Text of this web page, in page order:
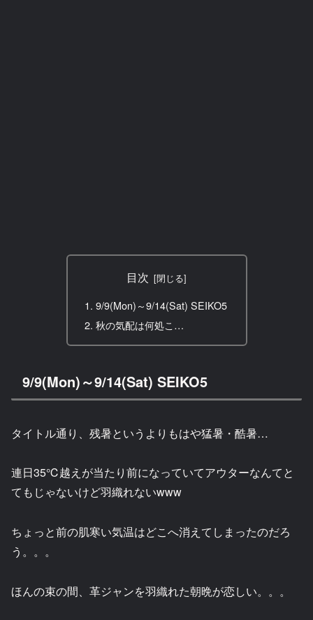
目次
9/9(Mon)～9/14(Sat) SEIKO5
秋の気配は何処こ…
9/9(Mon)～9/14(Sat) SEIKO5
タイトル通り、残暑というよりもはや猛暑・酷暑…
連日35℃越えが当たり前になっていてアウターなんてと
てもじゃないけど羽織れないwww
ちょっと前の肌寒い気温はどこへ消えてしまったのだろ
う。。。
ほんの束の間、革ジャンを羽織れた朝晩が恋しい。。。